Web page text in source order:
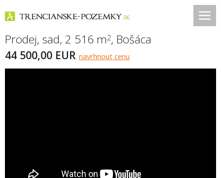
Prodej, sad, 2 516 m2, Bošáca
44 500,00 EUR navrhnout cenu